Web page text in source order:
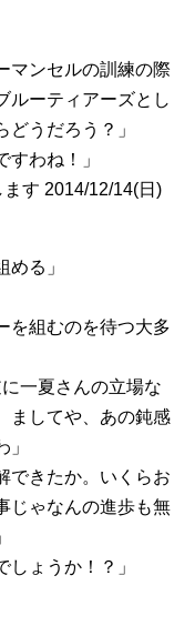
マンセルの訓練の際
ルーティアーズとし
うだろう？」
わね！」
す 2014/12/14(日)
る」
を組むのを待つ大多
一夏さんの立場な
ましてや、あの鈍感
できたか。いくらお
じゃなんの進歩も無
ょうか！？」